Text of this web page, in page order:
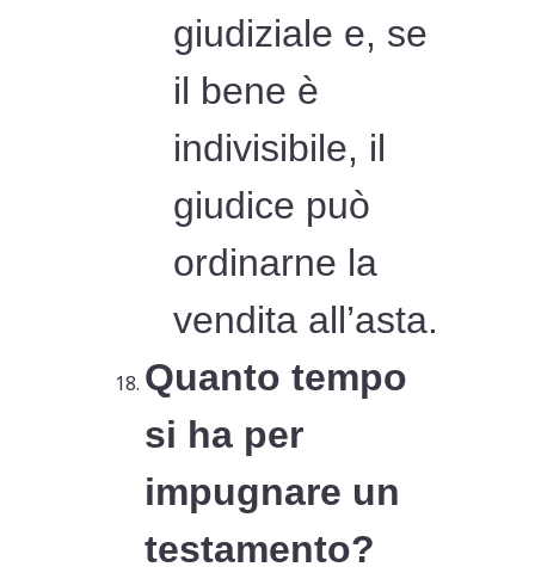
giudiziale e, se
il bene è
indivisibile, il
giudice può
ordinarne la
vendita all’asta.
Quanto tempo
si ha per
impugnare un
testamento?